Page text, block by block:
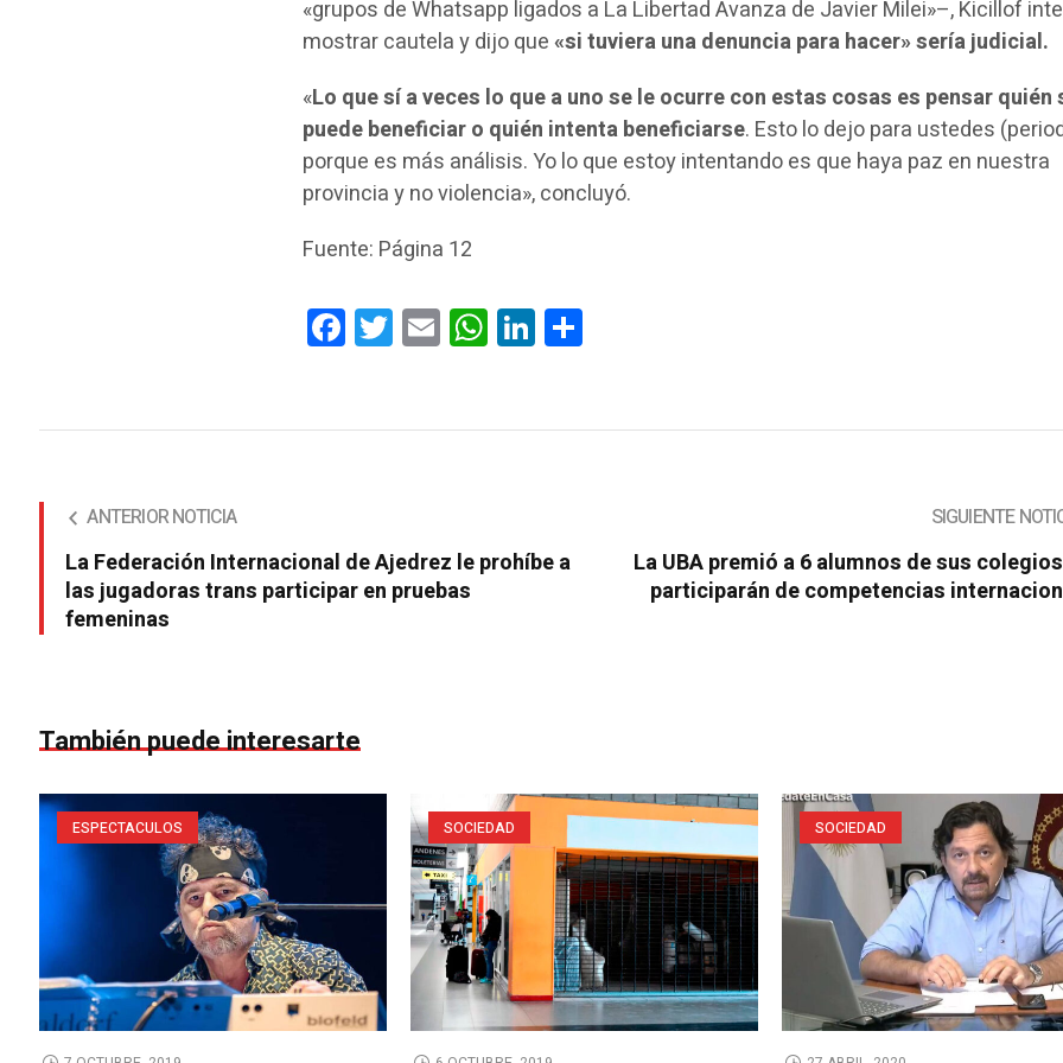
«grupos de Whatsapp ligados a La Libertad Avanza de Javier Milei»–, Kicillof
mostrar cautela y dijo que«si tuviera una denuncia para hacer» sería judicial.
«Lo que sí a veces lo que a uno se le ocurre con estas cosas es pensar quién
puede beneficiar o quién intenta beneficiarse. Esto lo dejo para ustedes
porque es más análisis. Yo lo que estoy intentando es que haya paz en nuestra
provincia y no violencia», concluyó.
Fuente: Página 12
FacebookTwitterEmail WhatsAppLinkedIn
ANTERIOR NOTICIA
La Federación Internacional de Ajedrez le prohíbe a
las jugadoras trans participar en pruebas
femeninas
SIGUIENTE
La UBA premió a 6 alumnos de sus
participarán de competencias
También puede interesarte
ESPECTACULOS SOCIEDAD SOCIEDAD